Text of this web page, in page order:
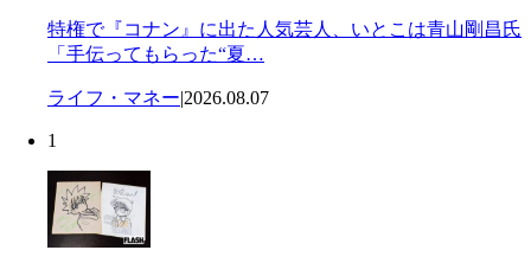
特権で『コナン』に出た人気芸人、いとこは青山剛昌氏
「手伝ってもらった“夏…
ライフ・マネー|2026.08.07
1